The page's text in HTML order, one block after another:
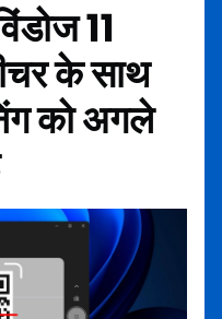
11
के साथ
को अगले